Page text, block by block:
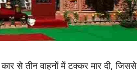
से तीन वाहनों में टक्कर मार दी, जिससे